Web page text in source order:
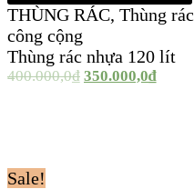
THÙNG RÁC, Thùng rác
công cộng
Thùng rác nhựa 120 lít
400.000,0₫ 350.000,0₫
Sale!